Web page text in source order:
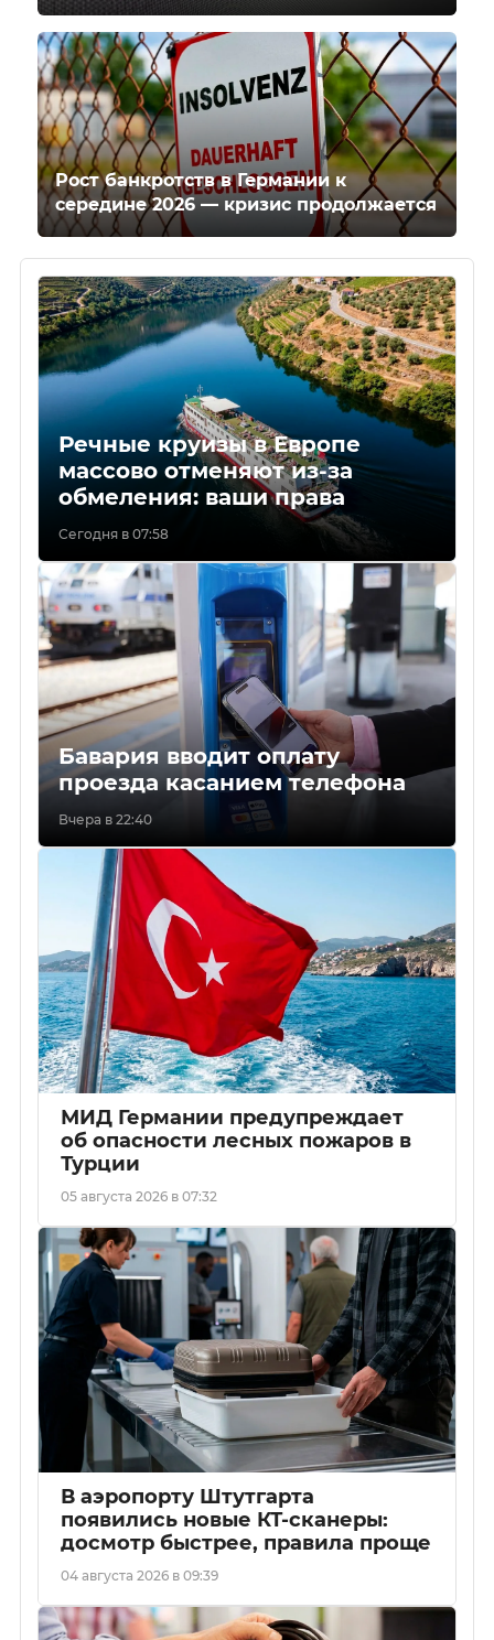
Рост банкротств в Германии к
середине 2026 — кризис продолжается
Речные круизы в Европе
массово отменяют из-за
обмеления: ваши права
Сегодня в 07:58
Бавария вводит оплату
проезда касанием телефона
Вчера в 22:40
МИД Германии предупреждает
об опасности лесных пожаров в
Турции
05 августа 2026 в 07:32
В аэропорту Штутгарта
появились новые КТ-сканеры:
досмотр быстрее, правила проще
04 августа 2026 в 09:39